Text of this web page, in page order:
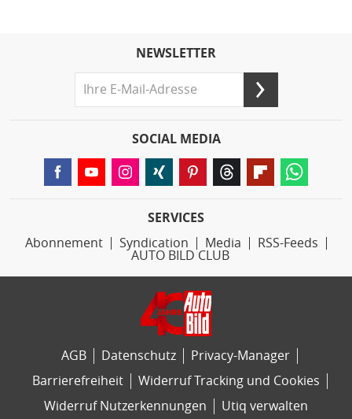
NEWSLETTER
SOCIAL MEDIA
SERVICES
Abonnement
Syndication Media
RSS-Feeds
AUTO BILD CLUB
AGB Datenschutz
Privacy-Manager
Barrierefreiheit
Widerruf Tracking und Cookies
Widerruf Nutzerkennungen
Utiq verwalten